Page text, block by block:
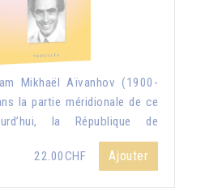
Mikhaël Aïvanhov (1900-
la partie méridionale de ce
la République de
22.00CHF
Ajouter